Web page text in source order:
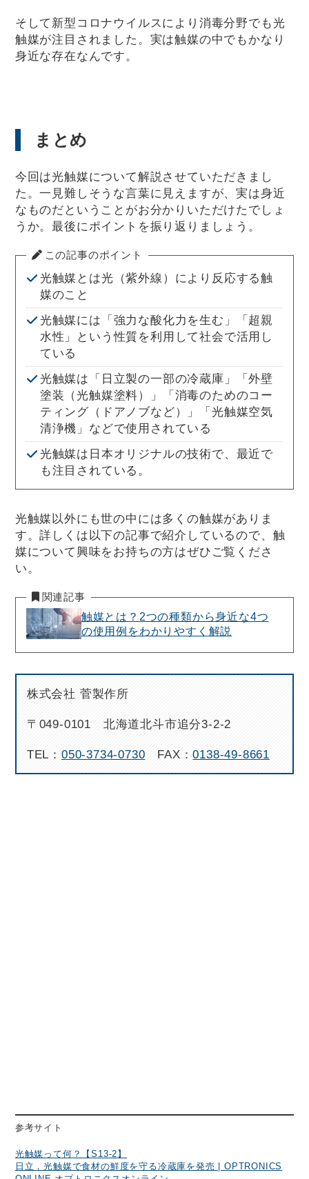
そして新型コロナウイルスにより消毒分野でも光
触媒が注目されました。実は触媒の中でもかなり
身近な存在なんです。
まとめ
今回は光触媒について解説させていただきまし
た。一見難しそうな言葉に見えますが、実は身近
なものだということがお分かりいただけたでしょ
うか。最後にポイントを振り返りましょう。
この記事のポイント
光触媒とは光（紫外線）により反応する触
媒のこと
光触媒には「強力な酸化力を生む」「超親
水性」という性質を利用して社会で活用し
ている
光触媒は「日立製の一部の冷蔵庫」「外壁
塗装（光触媒塗料）」「消毒のためのコー
ティング（ドアノブなど）」「光触媒空気
清浄機」などで使用されている
光触媒は日本オリジナルの技術で、最近で
も注目されている。
光触媒以外にも世の中には多くの触媒がありま
す。詳しくは以下の記事で紹介しているので、触
媒について興味をお持ちの方はぜひご覧くださ
い。
関連記事
触媒とは？2つの種類から身近な4つ
の使用例をわかりやすく解説
株式会社 菅製作所
〒049-0101 北海道北斗市追分3-2-2
TEL：050-3734-0730 FAX：0138-49-8661
参考サイト
光触媒って何？【S13-2】
日立，光触媒で食材の鮮度を守る冷蔵庫を発売 | OPTRONICS